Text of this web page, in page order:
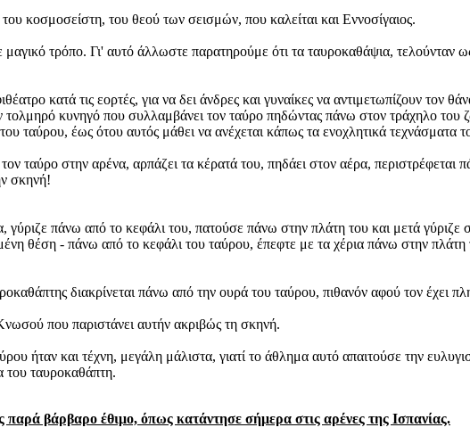
κοσμοσείστη, του θεού των σεισμών, που καλείται και Εννοσίγαιος.
τρόπο. Γι' αυτό άλλωστε παρατηρούμε ότι τα ταυροκαθάψια, τελούνταν
κατά τις εορτές, για να δει άνδρες και γυναίκες να αντιμετωπίζουν τον
κυνηγό που συλλαμβάνει τον ταύρο πηδώντας πάνω στον τράχηλο του
ταύρου, έως ότου αυτός μάθει να ανέχεται κάπως τα ενοχλητικά τεχνάσματα
ταύρο στην αρένα, αρπάζει τα κέρατά του, πηδάει στον αέρα, περιστρέφεται
σκηνή!
πάνω από το κεφάλι του, πατούσε πάνω στην πλάτη του και μετά γύριζε
θέση - πάνω από το κεφάλι του ταύρου, έπεφτε με τα χέρια πάνω στην
διακρίνεται πάνω από την ουρά του ταύρου, πιθανόν αφού τον έχει
που παριστάνει αυτήν ακριβώς τη σκηνή.
ήταν και τέχνη, μεγάλη μάλιστα, γιατί το άθλημα αυτό απαιτούσε την
του ταυροκαθάπτη.
παρά βάρβαρο έθιμο, όπως κατάντησε σήμερα στις αρένες της Ισπανίας.